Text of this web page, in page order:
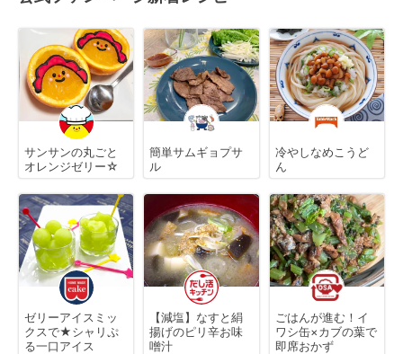
サンサンの丸ごと
オレンジゼリー☆
簡単サムギョプサ
ル
冷やしなめこうど
ん
ゼリーアイスミッ
クスで★シャリぷ
る一口アイス
【減塩】なすと絹
揚げのピリ辛お味
噌汁
ごはんが進む！イ
ワシ缶×カブの葉で
即席おかず